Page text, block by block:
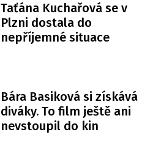
Taťána Kuchařová se v
Plzni dostala do
nepříjemné situace
Bára Basiková si získává
diváky. To film ještě ani
nevstoupil do kin